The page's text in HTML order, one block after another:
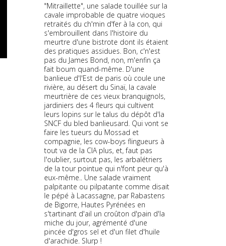
"Mitraillette", une salade touillée sur la
cavale improbable de quatre vioques
retraités du ch'min d'fer à la con, qui
s'embrouillent dans l'histoire du
meurtre d'une bistrote dont ils étaient
des pratiques assidues. Bon, c'n'est
pas du James Bond, non, m'enfin ça
fait boum quand-même. D'une
banlieue d'l'Est de paris où coule une
rivière, au désert du Sinaï, la cavale
meurtrière de ces vieux branquignols,
jardiniers des 4 fleurs qui cultivent
leurs lopins sur le talus du dépôt d'la
SNCF du bled banlieusard. Qui vont se
faire les tueurs du Mossad et
compagnie, les cow-boys flingueurs à
tout va de la CIA plus, et, faut pas
l'oublier, surtout pas, les arbalétriers
de la tour pointue qui n'font peur qu'à
eux-même.. Une salade vraiment
palpitante ou pilpatante comme disait
le pépé à Lacassagne, par Rabastens
de Bigorre, Hautes Pyrénées en
s'tartinant d'ail un croûton d'pain d'la
miche du jour, agrémenté d'une
pincée d'gros sel et d'un filet d'huile
d'arachide. Slurp !